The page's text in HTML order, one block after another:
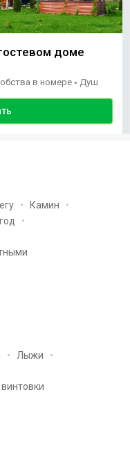
доме
в номере • Душ
Камин
Лыжи